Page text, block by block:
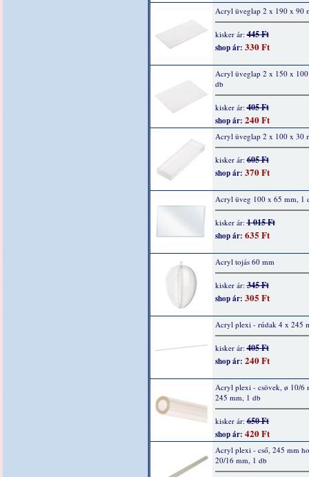
Acryl üveglap 2 x 190 x 90
kisker ár:445 Ft
shop ár: 330 Ft
Acryl üveglap 2 x 150 x
db
kisker ár:405 Ft
shop ár: 240 Ft
Acryl üveglap 2 x 100 x 30
kisker ár:605 Ft
shop ár: 370 Ft
Acryl üveg 100 x 65 mm, 1
kisker ár:1 015 Ft
shop ár: 635 Ft
Acryl tojás 60 mm
kisker ár:345 Ft
shop ár: 305 Ft
Acryl plexi - rúdak 4 x 245
kisker ár:405 Ft
shop ár: 240 Ft
Acryl plexi - csövek, ø 10/6
245 mm, 1 db
kisker ár:650 Ft
shop ár: 420 Ft
Acryl plexi - cső, 245 mm
20/16 mm, 1 db